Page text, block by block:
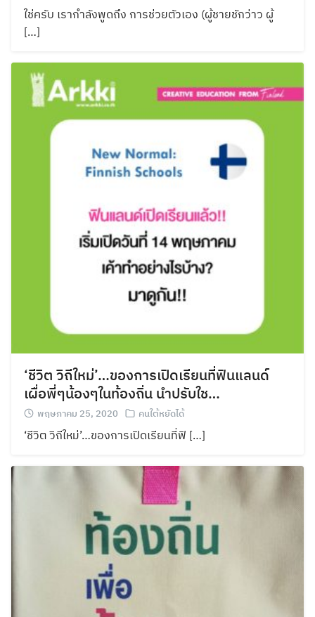
ใช่ครับ เรากำลังพูดถึง การช่วยตัวเอง (ผู้ชายชักว่าว ผู้
[…]
‘ชีวิต วิถีใหม่’…ของการเปิดเรียนที่ฟินแลนด์
เผื่อพี่ๆน้องๆในท้องถิ่น นำปรับใช…
พฤษภาคม 25, 2020 คนใต้หยัดได้
‘ชีวิต วิถีใหม่’…ของการเปิดเรียนที่ฟิ […]